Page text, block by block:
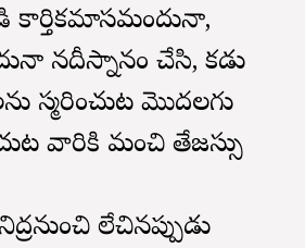
కార్తికమాసమందునా,
నదీస్నానం చేసి, కడు
స్మరించుట మొదలగు
వారికి మంచి తేజస్సు
లేచినప్పుడు